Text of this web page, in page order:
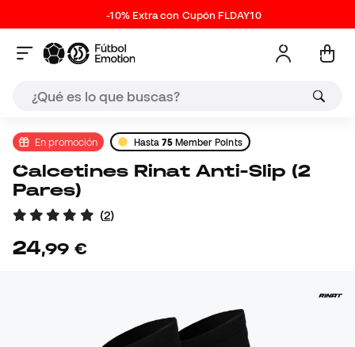
-10% Extra con Cupón FLDAY10
En promoción Hasta75Member Points
Calcetines Rinat Anti-Slip (2
Pares)
(2)
24,99 €